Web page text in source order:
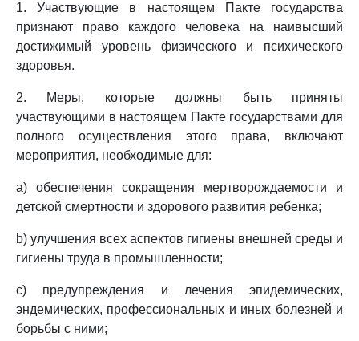
1. Участвующие в настоящем Пакте государства
признают право каждого человека на наивысший
достижимый уровень физического и психического
здоровья.
2. Меры, которые должны быть приняты
участвующими в настоящем Пакте государствами для
полного осуществления этого права, включают
мероприятия, необходимые для:
a) обеспечения сокращения мертворождаемости и
детской смертности и здорового развития ребенка;
b) улучшения всех аспектов гигиены внешней среды и
гигиены труда в промышленности;
c) предупреждения и лечения эпидемических,
эндемических, профессиональных и иных болезней и
борьбы с ними;